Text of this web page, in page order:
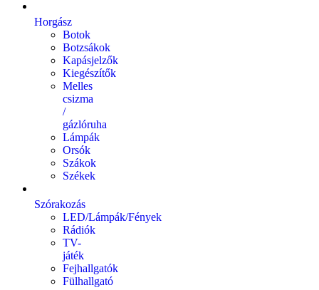
Horgász
Botok
Botzsákok
Kapásjelzők
Kiegészítők
Melles
csizma
/
gázlóruha
Lámpák
Orsók
Szákok
Székek
Szórakozás
LED/Lámpák/Fények
Rádiók
TV-
játék
Fejhallgatók
Fülhallgató